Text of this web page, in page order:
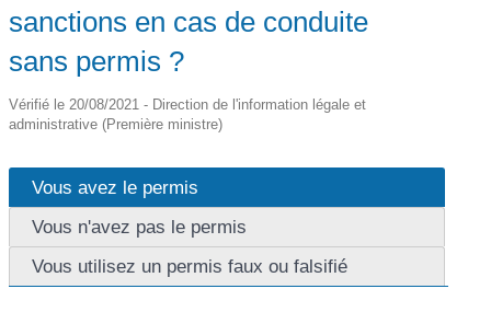
sanctions en cas de conduite
sans permis ?
Vérifié le 20/08/2021 - Direction de l'information légale et
administrative (Première ministre)
Vous avez le permis
Vous n'avez pas le permis
Vous utilisez un permis faux ou falsifié